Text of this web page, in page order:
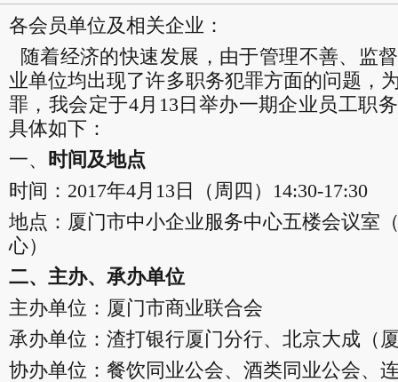
各会员单位及相关企业：
随着经济的快速发展，由于管理不善、监
业单位均出现了许多职务犯罪方面的问题，
罪，我会定于4月13日举办一期企业员工职
具体如下：
一、 时间及地点
时间：2017年4月13日（周四）14:30-17:30
地点：厦门市中小企业服务中心五楼会议室
心）
二、主办、承办单位
主办单位：厦门市商业联合会
承办单位：渣打银行厦门分行、北京大成（
协办单位：餐饮同业公会、酒类同业公会、